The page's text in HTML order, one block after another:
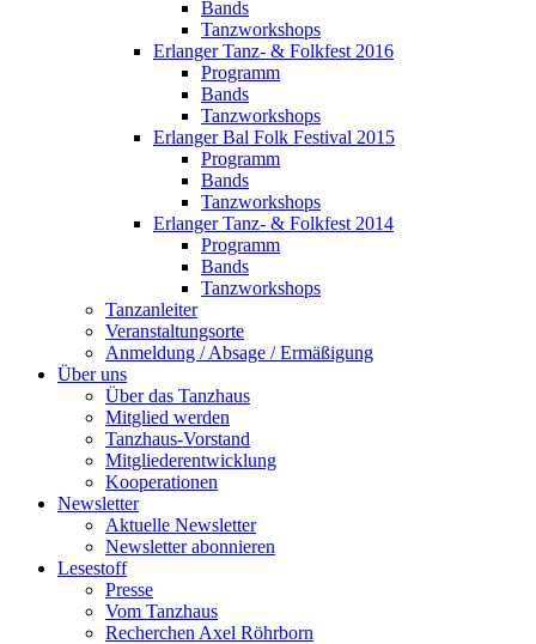
Bands
Tanzworkshops
Erlanger Tanz- & Folkfest 2016
Programm
Bands
Tanzworkshops
Erlanger Bal Folk Festival 2015
Programm
Bands
Tanzworkshops
Erlanger Tanz- & Folkfest 2014
Programm
Bands
Tanzworkshops
Tanzanleiter
Veranstaltungsorte
Anmeldung / Absage / Ermäßigung
Über uns
Über das Tanzhaus
Mitglied werden
Tanzhaus-Vorstand
Mitgliederentwicklung
Kooperationen
Newsletter
Aktuelle Newsletter
Newsletter abonnieren
Lesestoff
Presse
Vom Tanzhaus
Recherchen Axel Röhrborn